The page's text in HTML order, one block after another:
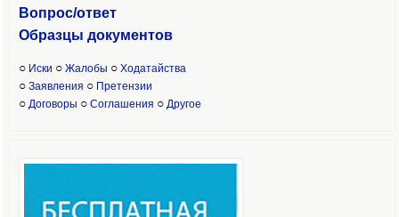
Вопрос/ответ
Образцы документов
○ Иски ○ Жалобы ○ Ходатайства
○ Заявления ○ Претензии
○ Договоры ○ Соглашения ○ Другое